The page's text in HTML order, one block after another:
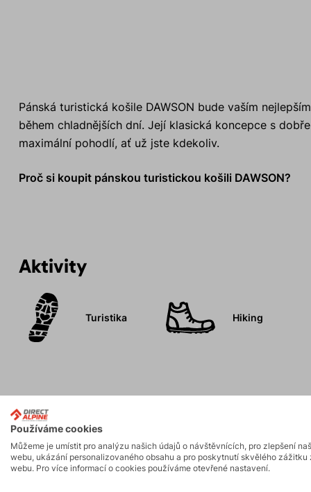
Pánská turistická košile DAWSON bude vaším
během chladnějších dní. Její klasická koncepce s
maximální pohodlí, ať už jste kdekoliv.
Proč si koupit pánskou turistickou košili DAWSON?
Aktivity
Turistika Hiking
Popis
Používáme cookies
Můžeme je umístit pro analýzu našich údajů o návštěvnících, pro zlepšení
webu, ukázání personalizovaného obsahu a pro poskytnutí skvělého zážitku
webu. Pro více informací o cookies používáme otevřené nastavení.